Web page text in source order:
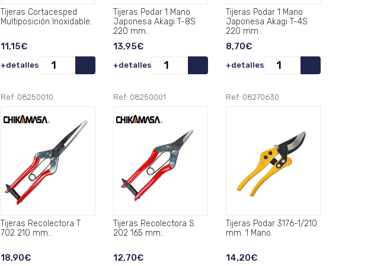
Tijeras Cortacesped
Multiposición Inoxidable.
11,15€
+detalles
Tijeras Podar 1 Mano
Japonesa Akagi T-8S
220 mm..
13,95€
+detalles
Tijeras Podar 1 Mano
Japonesa Akagi T-4S
220 mm..
8,70€
+detalles
Ref: 08250010
Tijeras Recolectora T
702 210 mm..
18,90€
Ref: 08250001
Tijeras Recolectora S
202 165 mm..
12,70€
Ref: 08270630
Tijeras Podar 3176-1/210
mm. 1 Mano.
14,20€